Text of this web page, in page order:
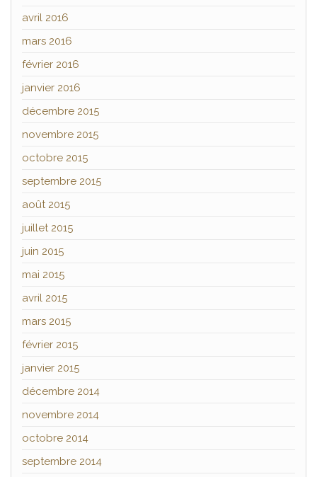
avril 2016
mars 2016
février 2016
janvier 2016
décembre 2015
novembre 2015
octobre 2015
septembre 2015
août 2015
juillet 2015
juin 2015
mai 2015
avril 2015
mars 2015
février 2015
janvier 2015
décembre 2014
novembre 2014
octobre 2014
septembre 2014